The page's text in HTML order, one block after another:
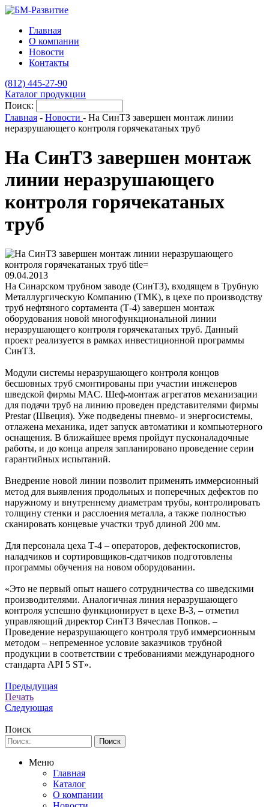
Главная
О компании
Новости
Контакты
(812) 445-27-90
Каталог продукции
Поиск:
Главная - Новости - На СинТЗ завершен монтаж линии
неразрушающего контроля горячекатаных труб
На СинТЗ завершен монтаж
линии неразрушающего
контроля горячекатаных
труб
09.04.2013
На Синарском трубном заводе (СинТЗ), входящем в Трубную
Металлургическую Компанию (ТМК), в цехе по производству
труб нефтяного сортамента (Т-4) завершен монтаж
оборудования новой многофункциональной линии
неразрушающего контроля горячекатаных труб. Данный
проект реализуется в рамках инвестиционной программы
СинТЗ.
Модули системы неразрушающего контроля концов
бесшовных труб смонтированы при участии инженеров
шведской фирмы MAC. Шеф-монтаж агрегатов механизации
для подачи труб на линию проведен представителями фирмы
Prestar (Швеция). Уже подведены пневмо- и энергосистемы,
отлажена механика, идет запуск автоматики и компьютерного
оснащения. В ближайшее время пройдут пусконаладочные
работы, и до конца апреля запланировано проведение серии
гарантийных испытаний.
Внедрение новой линии позволит применять иммерсионный
метод для выявления продольных и поперечных дефектов по
наружному и внутреннему диаметрам трубы, контролировать
толщину стенки и расслоения металла, а также полностью
сканировать концевые участки труб длиной 200 мм.
Для персонала цеха Т-4 – операторов, дефектоскопистов,
наладчиков и сортировщиков-сдатчиков подготовлены
программы обучения на новом оборудовании.
«Это не первый опыт нашего сотрудничества со шведскими
производителями. Аналогичная линия неразрушающего
контроля успешно функционирует в цехе В-3, – отметил
управляющий директор СинТЗ Вячеслав Попков. –
Проведение неразрушающего контроля труб иммерсионным
методом – непременное условие заказчиков трубной
продукции в соответствии с требованиями международного
стандарта API 5 ST».
Предыдущая
Печать
Следующая
Поиск
Меню
Главная
Каталог
О компании